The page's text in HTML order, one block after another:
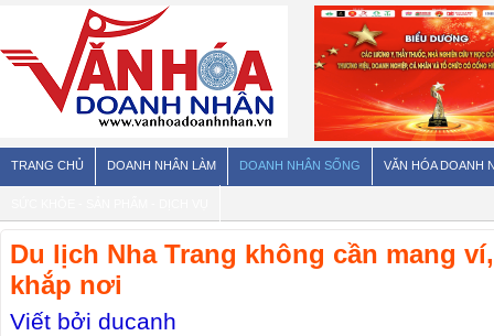
TRANG CHỦ DOANH NHÂN LÀM DOANH NHÂN SỐNG VĂN HÓA DOANH
Du lịch Nha Trang không cần mang
khắp nơi
Viết bởi ducanh